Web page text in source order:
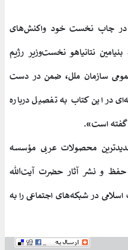
در چاپ نخست خود واکنش‌های
نتانیاهو نخست‌وزیر رژیم
سازمان ملل، ضمن در دست
در این کتاب به تفصیل درباره
گفته است».
محصولات عربی مؤسسه
حفظ و نشر آثار حضرت آیت‌الله
در شبکه‌های اجتماعی را به